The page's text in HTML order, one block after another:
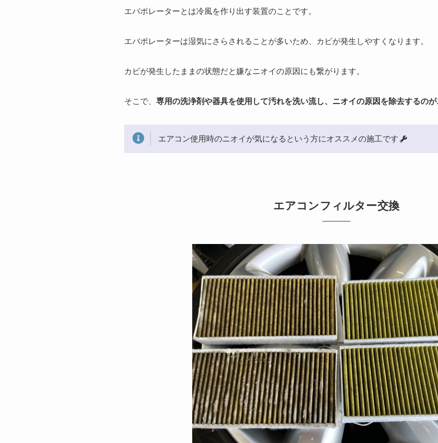
エバポレーターとは冷風を作り出す装置のことです。
エバポレーターは湿気にさらされることが多いため、カビが発生しやすくなります。
カビが発生したままの状態だと嫌なニオイの原因にも繋がります。
そこで、 専用の洗浄剤や器具を使用して汚れを洗い流し、ニオイの原因を除去するの
エアコン使用時のニオイが気になるという方にオススメの施工です
エアコンフィルター交換